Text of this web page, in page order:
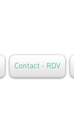
Contact - RDV